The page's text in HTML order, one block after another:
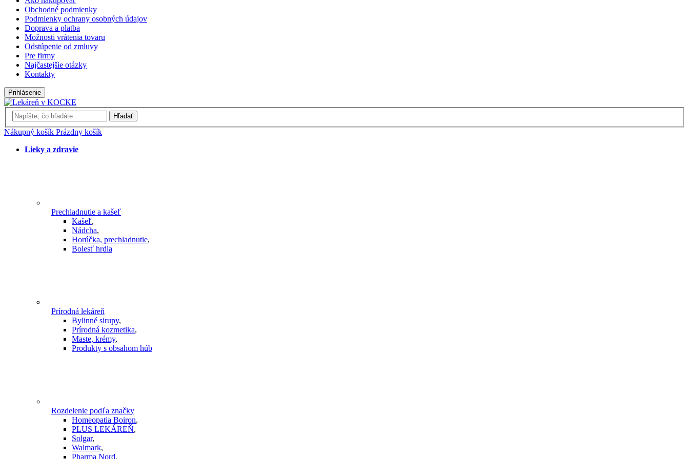
Obchodné podmienky
Podmienky ochrany osobných údajov
Doprava a platba
Možnosti vrátenia tovaru
Odstúpenie od zmluvy
Pre firmy
Najčastejšie otázky
Kontakty
Prihlásenie
Hľadať
Nákupný košík Prázdny košík
Lieky a zdravie
Prechladnutie a kašeľ
Kašeľ,
Nádcha,
Horúčka, prechladnutie,
Bolesť hrdla
Prírodná lekáreň
Bylinné sirupy,
Prírodná kozmetika,
Maste, krémy,
Produkty s obsahom húb
Rozdelenie podľa značky
Homeopatia Boiron,
PLUS LEKÁREŇ,
Solgar,
Walmark,
Pharma Nord,